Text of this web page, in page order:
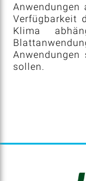
Verfügbarkeit
Klima
sollen.